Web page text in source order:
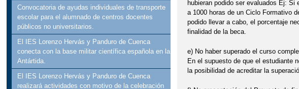
Convocatoria de ayudas individuales de transporte
escolar para el alumnado de centros docentes
públicos no universitarios.
El IES Lorenzo Hervás y Panduro de Cuenca
conecta con la base militar científica española en la
Antártida.
El IES Lorenzo Hervás y Panduro de Cuenca
realizará actividades con motivo de la celebración
hubieran podido ser evaluados Ej:
a 1000 horas de un Ciclo Formativo
podido llevar a cabo, el porcentaje
finalidad de la beca.
e) No haber superado el curso
En el supuesto de que el estudiante
la posibilidad de acreditar la